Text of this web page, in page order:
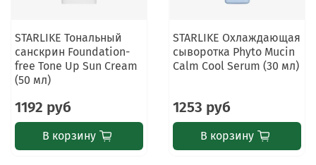
STARLIKE Тональный
санскрин Foundation-
free Tone Up Sun Cream
(50 мл)
1192 руб
В корзину
STARLIKE Охлаждающая
сыворотка Phyto Mucin
Calm Cool Serum (30 мл)
1253 руб
В корзину